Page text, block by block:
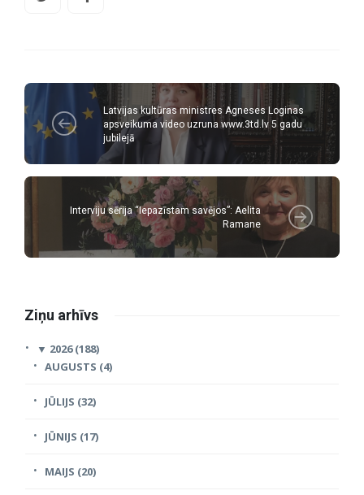
Latvijas kultūras ministres Agneses Loginas
apsveikuma video uzruna www.3td.lv 5 gadu
jubilejā
Interviju sērija “Iepazīstam savējos”: Aelita
Ramane
Ziņu arhīvs
▼ 2026 (188)
AUGUSTS (4)
JŪLIJS (32)
JŪNIJS (17)
MAIJS (20)